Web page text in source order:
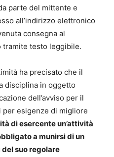
parte del mittente e
all’indirizzo elettronico
consegna al
tramite testo leggibile.
ha precisato che il
disciplina in oggetto
dell’avviso per il
esigenze di migliore
di esercente un’attività
a munirsi di un
suo regolare